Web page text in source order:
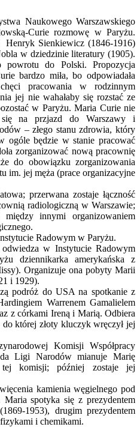
Naukowego Warszawskiego
Curie rozmowę w Paryżu.
Henryk Sienkiewicz (1846-1916)
w dziedzinie literatury (1905).
powrotu do Polski. Propozycja
bardzo miła, bo odpowiadała
pracowania w rodzinnym
jej nie wahałaby się rozstać ze
w Paryżu. Maria Curie nie
na przjazd do Warszawy i
– złego stanu zdrowia, który
ogóle będzie w stanie pracować
zorganizować nową pracownię
do obowiązku zorganizowania
im. jej męża (prace organizacyjne
przerwana zostaje łączność
radiologiczną w Warszawie;
innymi organizowaniem
Radowym w Paryżu.
w Instytucie Radowym
dziennikarka amerykańska z
Organizuje ona pobyty Marii
i 1929).
podróż do USA na spotkanie z
Warrenem Gamalielem
z córkami Ireną i Marią. Odbiera
której złoty kluczyk wręczył jej
Komisji Współpracy
Ligi Narodów mianuje Marię
tej komisji; później zostaje jej
kamienia węgielnego pod
spotyka się z prezydentem
1953), drugim prezydentem
i chemikami.